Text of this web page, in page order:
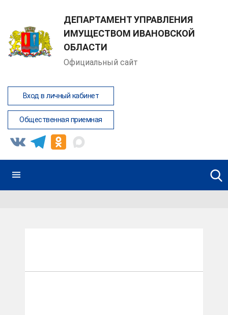
ДЕПАРТАМЕНТ УПРАВЛЕНИЯ
ИМУЩЕСТВОМ ИВАНОВСКОЙ
ОБЛАСТИ
Официальный сайт
Вход в личный кабинет
Общественная приемная